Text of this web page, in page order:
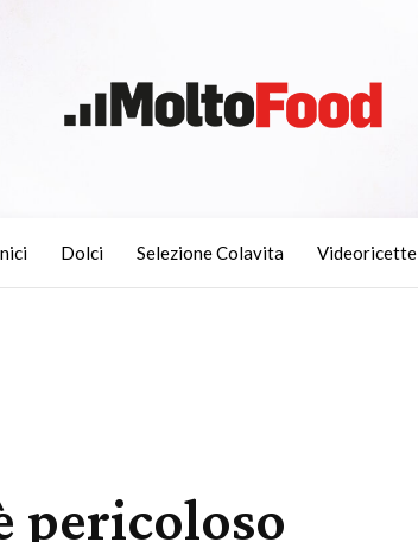
Dolci Selezione Colavita Videoricette
pericoloso